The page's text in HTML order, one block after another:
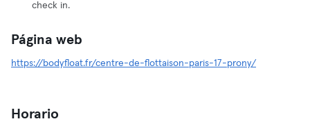
check in.
Página web
https://bodyfloat.fr/centre-de-flottaison-paris-17-prony/
Horario